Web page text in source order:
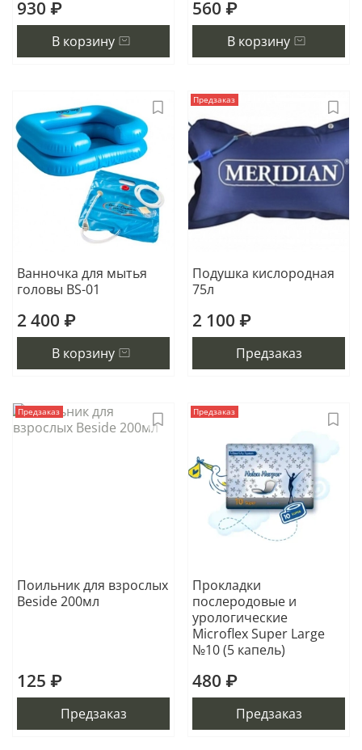
930 ₽
В корзину
560 ₽
В корзину
Ванночка для мытья
головы BS-01
2 400 ₽
В корзину
Предзаказ
Подушка кислородная
75л
2 100 ₽
Предзаказ
Предзаказ
Поильник для взрослых
Beside 200мл
125 ₽
Предзаказ
Предзаказ
Прокладки
послеродовые и
урологические
Microflex Super Large
№10 (5 капель)
480 ₽
Предзаказ